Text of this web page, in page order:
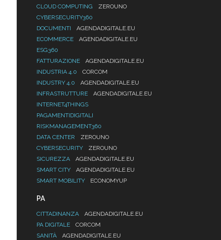
CLOUD COMPUTING
ZEROUNO
CYBERSECURITY360
DOCUMENTI
AGENDADIGITALE.EU
ECOMMERCE
AGENDADIGITALE.EU
ESG360
FATTURAZIONE
AGENDADIGITALE.EU
INDUSTRIA 4.0
CORCOM
INDUSTRY 4.0
AGENDADIGITALE.EU
INFRASTRUTTURE
AGENDADIGITALE.EU
INTERNET4THINGS
PAGAMENTIDIGITALI
RISKMANAGEMENT360
DATA CENTER
ZEROUNO
CYBERSECURITY
ZEROUNO
SICUREZZA
AGENDADIGITALE.EU
SMART CITY
AGENDADIGITALE.EU
SMART MOBILITY
ECONOMYUP
PA
CITTADINANZA
AGENDADIGITALE.EU
PA DIGITALE
CORCOM
SANITÀ
AGENDADIGITALE.EU